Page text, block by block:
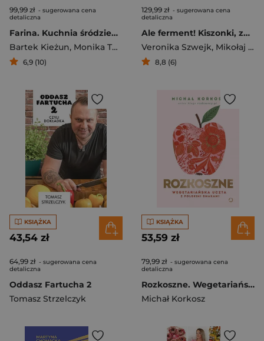
99,99 zł - sugerowana cena
detaliczna
Farina. Kuchnia śródziemnomorska
Bartek Kieżun, Monika Turasiewicz ,Kieżun Bartłomiej
6,9 (10)
129,99 zł - sugerowana cena
detaliczna
Ale ferment! Kiszonki, zakwasy i przepisy na dania wspierające twój mikrobiom
Veronika Szwejk, Mikołaj Bator
8,8 (6)
KSIĄŻKA
43,54 zł
64,99 zł - sugerowana cena
detaliczna
Oddasz Fartucha 2
Tomasz Strzelczyk
KSIĄŻKA
53,59 zł
79,99 zł - sugerowana cena
detaliczna
Rozkoszne. Wegetariańska uczta z polskimi smakami [wyd. 2, 2023]
Michał Korkosz